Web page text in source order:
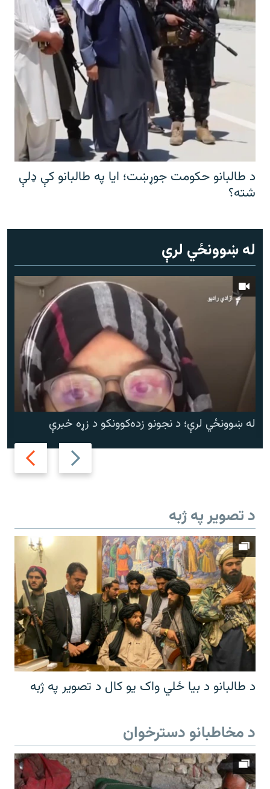
د طالبانو حکومت جوړښت؛ ایا په طالبانو کې ډلې
شته؟
له ښوونځي لرې
Previous
slide
Next
slide
له ښوونځي لرې؛ د نجونو زده‌کوونکو د زړه خبرې
د تصویر په ژبه
د طالبانو د بیا ځلي واک یو کال د تصویر په ژبه
د مخاطبانو دسترخوان